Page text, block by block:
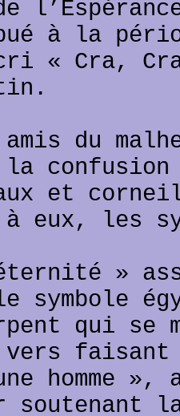
à la
« Cra,
du
la
et
à eux, les
»
symbole
qui se
vers faisant
homme
soutenant